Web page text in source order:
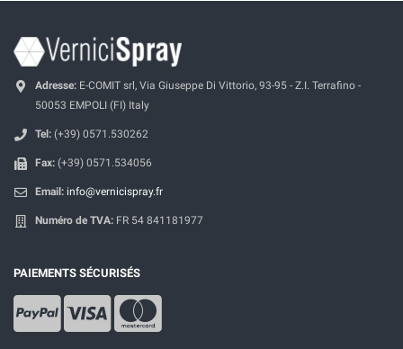
Adresse: E-COMIT srl, Via Giuseppe Di Vittorio, 93-95 - Z.I. Terrafino -
50053 EMPOLI (FI) Italy
Tel: (+39) 0571.530262
Fax: (+39) 0571.534056
Email: info@vernicispray.fr
Numéro de TVA: FR 54 841181977
PAIEMENTS SÉCURISÉS